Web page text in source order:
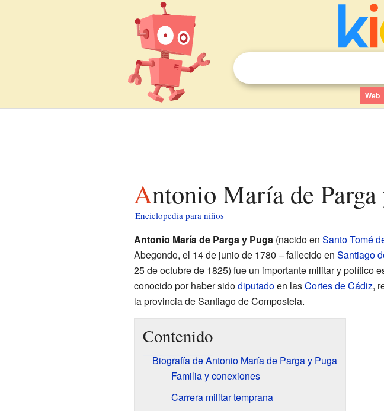
Web
Antonio María de
Enciclopedia para niños
Antonio María de Parga y Puga(nacido en Santo Tomé
Abegondo, el 14 de junio de 1780 – fallecido en Santiago
25 de octubre de 1825) fue un importante militar y político
conocido por haber sidodiputadoen lasCortes de Cádiz,
la provincia de Santiago de Compostela.
Contenido
Biografía de Antonio María de Parga y Puga
Familia y conexiones
Carrera militar temprana